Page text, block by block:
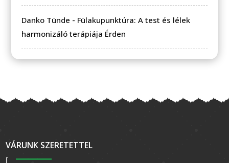
Danko Tünde - Fülakupunktúra: A test és lélek
harmonizáló terápiája Érden
VÁRUNK SZERETETTEL